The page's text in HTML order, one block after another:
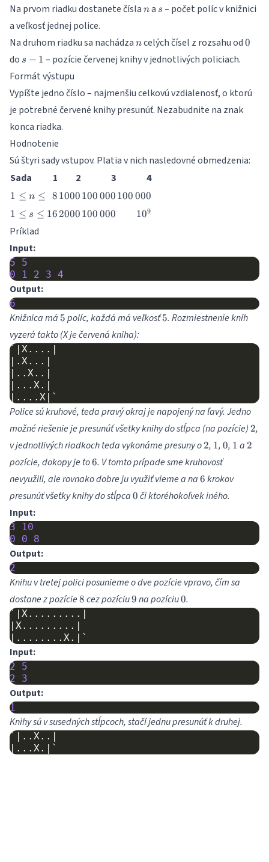
Na prvom riadku dostanete čísla n
na s
s – počet políc v knižnici
a veľkosť jednej police.
Na druhom riadku sa nachádza n
ncelých čísel z rozsahu od 0
0
do s-
s − 1 – pozície červenej knihy v jednotlivých policiach.
Formát výstupu
Vypíšte jedno číslo – najmenšiu celkovú vzdialenosť, o ktorú
je potrebné červené knihy presunúť. Nezabudnite na znak
konca riadka.
Hodnotenie
Sú štyri sady vstupov. Platia v nich nasledovné obmedzenia:
Sada
1 2 3 4
1
n
\leq
1 ≤ n ≤ 8
8 1000
1000 100\,000
100 000 100\,000
100 000
1
s
\leq
1 ≤ s ≤ 16
16 2000
2000 100\,000
100 000 10^{9}
109
Príklad
Input:
5
5
0
1 2 3 4
Output:
6
Knižnica má 5
5 políc, každá má veľkosť5
5. Rozmiestnenie kníh
vyzerá takto (X je červená kniha):
`|X....|
|.X...|
|..X..|
|...X.|
Police sú kruhové, teda pravý okraj je napojený na ľavý. Jedno
možné riešenie je presunúť všetky knihy do stĺpca (na pozície) 2
2,
v jednotlivých riadkoch teda vykonáme presuny o 2
2, 1
1, 0
0, 1
1 a 2
2
pozície, dokopy je to6
6. V tomto prípade sme kruhovosť
nevyužili, ale rovnako dobre ju využiť vieme a na 6
6 krokov
presunúť všetky knihy do stĺpca 0
0 či ktoréhokoľvek iného.
Input:
3
10
0
0 8
Output:
2
Knihu v tretej polici posunieme o dve pozície vpravo, čím sa
dostane z pozície8
8 cez pozíciu9
9 na pozíciu0
0.
`|X.........|
|X.........|
Input:
2
5
2
3
Output:
1
Knihy sú v susedných stĺpcoch, stačí jednu presunúť k druhej.
`|..X..|